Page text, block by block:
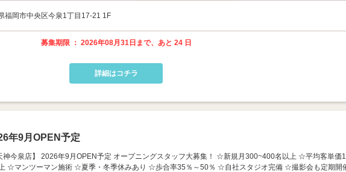
福岡市中央区今泉1丁目17-21 1F
募集期限 ： 2026年08月31日まで、あと 24 日
詳細はコチラ
年9月OPEN予定
神今泉店】 2026年9月OPEN予定 オープニングスタッフ大募集！ ☆新規月300~400名以上 ☆平均客単価
☆マンツーマン施術 ☆夏季・冬季休みあり ☆歩合率35％～50％ ☆自社スタジオ完備 ☆撮影会も定期開